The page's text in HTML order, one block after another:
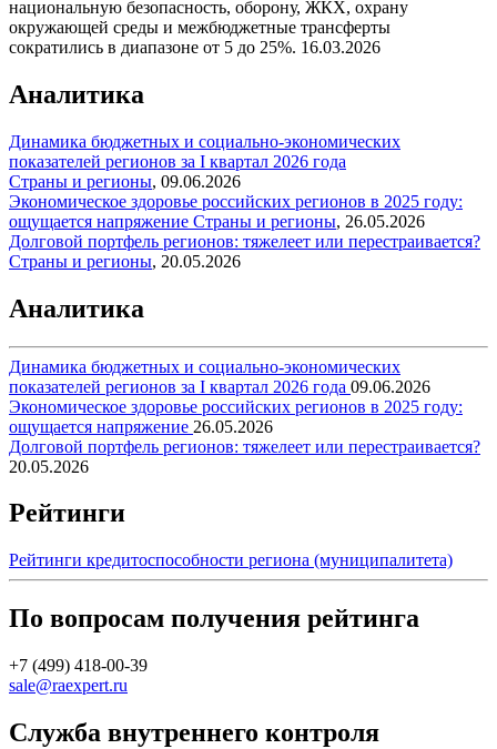
национальную безопасность, оборону, ЖКХ, охрану
окружающей среды и межбюджетные трансферты
сократились в диапазоне от 5 до 25%. 16.03.2026
Аналитика
Динамика бюджетных и социально-экономических
показателей регионов за I квартал 2026 года
Страны и регионы, 09.06.2026
Экономическое здоровье российских регионов в 2025 году:
ощущается напряжение Страны и регионы, 26.05.2026
Долговой портфель регионов: тяжелеет или перестраивается?
Страны и регионы, 20.05.2026
Аналитика
Динамика бюджетных и социально-экономических
показателей регионов за I квартал 2026 года 09.06.2026
Экономическое здоровье российских регионов в 2025 году:
ощущается напряжение 26.05.2026
Долговой портфель регионов: тяжелеет или перестраивается?
20.05.2026
Рейтинги
Рейтинги кредитоспособности региона (муниципалитета)
По вопросам получения рейтинга
+7 (499) 418-00-39
sale@raexpert.ru
Служба внутреннего контроля